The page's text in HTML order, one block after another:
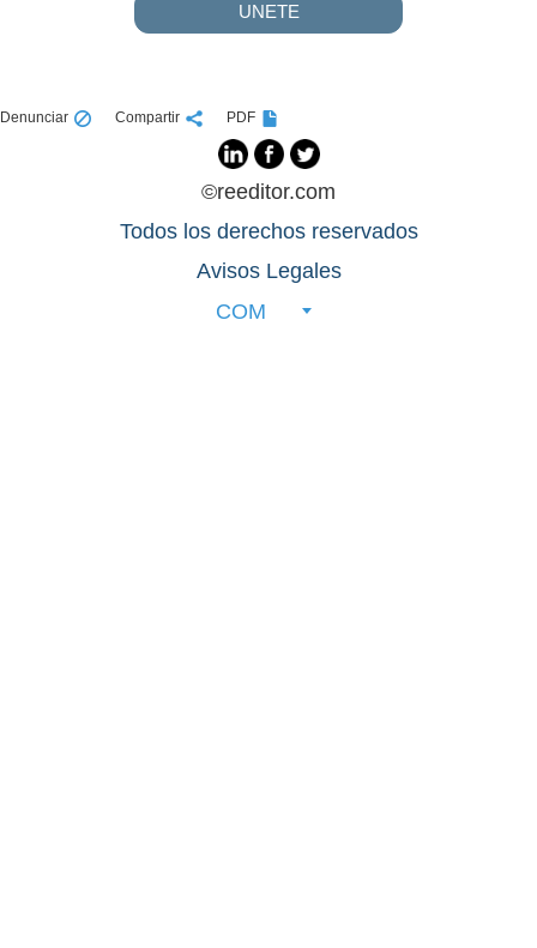
UNETE
Denunciar Compartir PDF
©reeditor.com
Todos los derechos reservados
Avisos Legales